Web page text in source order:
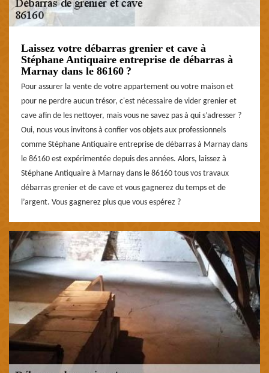
Laissez votre débarras grenier et cave à
Stéphane Antiquaire entreprise de débarras à
Marnay dans le 86160 ?
Pour assurer la vente de votre appartement ou votre maison et
pour ne perdre aucun trésor, c'est nécessaire de vider grenier et
cave afin de les nettoyer, mais vous ne savez pas à qui s’adresser ?
Oui, nous vous invitons à confier vos objets aux professionnels
comme Stéphane Antiquaire entreprise de débarras à Marnay dans
le 86160 est expérimentée depuis des années. Alors, laissez à
Stéphane Antiquaire à Marnay dans le 86160 tous vos travaux
débarras grenier et de cave et vous gagnerez du temps et de
l’argent. Vous gagnerez plus que vous espérez ?